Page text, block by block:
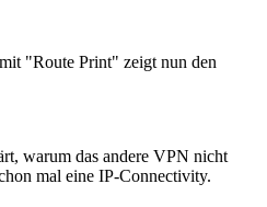
"Route Print" zeigt nun den
warum das andere VPN nicht
mal eine IP-Connectivity.